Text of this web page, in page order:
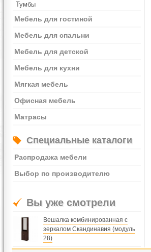
Тумбы
Мебель для гостиной
Мебель для спальни
Мебель для детской
Мебель для кухни
Мягкая мебель
Офисная мебель
Матрасы
Специальные каталоги
Распродажа мебели
Выбор по производителю
Вы уже смотрели
Вешалка комбинированная с
зеркалом Скандинавия (модуль
28)